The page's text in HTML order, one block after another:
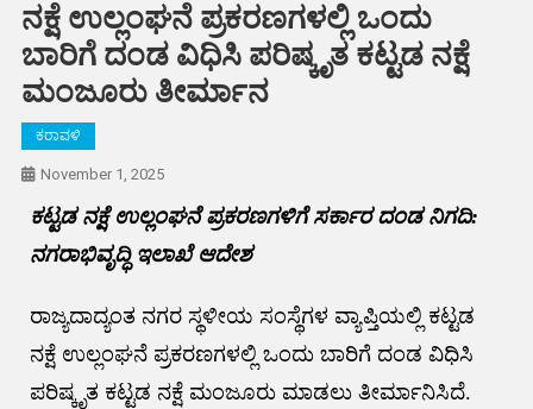
ನಕ್ಷೆ ಉಲ್ಲಂಘನೆ ಪ್ರಕರಣಗಳಲ್ಲಿ ಒಂದು
ಬಾರಿಗೆ ದಂಡ ವಿಧಿಸಿ ಪರಿಷ್ಕೃತ ಕಟ್ಟಡ ನಕ್ಷೆ
ಮಂಜೂರು ತೀರ್ಮಾನ
ಕರಾವಳಿ
November 1, 2025
ಕಟ್ಟಡ ನಕ್ಷೆ ಉಲ್ಲಂಘನೆ ಪ್ರಕರಣಗಳಿಗೆ ಸರ್ಕಾರ ದಂಡ ನಿಗದಿ:
ನಗರಾಭಿವೃದ್ಧಿ ಇಲಾಖೆ ಆದೇಶ
ರಾಜ್ಯದಾದ್ಯಂತ ನಗರ ಸ್ಥಳೀಯ ಸಂಸ್ಥೆಗಳ ವ್ಯಾಪ್ತಿಯಲ್ಲಿ ಕಟ್ಟಡ
ನಕ್ಷೆ ಉಲ್ಲಂಘನೆ ಪ್ರಕರಣಗಳಲ್ಲಿ ಒಂದು ಬಾರಿಗೆ ದಂಡ ವಿಧಿಸಿ
ಪರಿಷ್ಕೃತ ಕಟ್ಟಡ ನಕ್ಷೆ ಮಂಜೂರು ಮಾಡಲು ತೀರ್ಮಾನಿಸಿದೆ.